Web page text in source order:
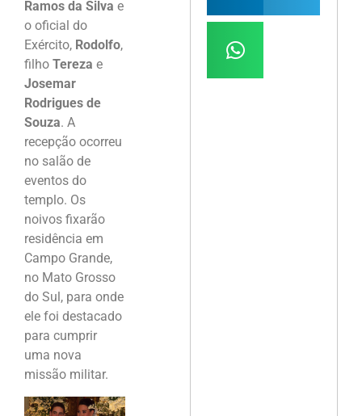
Ramos da Silva e
o oficial do
Exército, Rodolfo,
filho Tereza e
Josemar
Rodrigues de
Souza. A
recepção ocorreu
no salão de
eventos do
templo. Os
noivos fixarão
residência em
Campo Grande,
no Mato Grosso
do Sul, para onde
ele foi destacado
para cumprir
uma nova
missão militar.